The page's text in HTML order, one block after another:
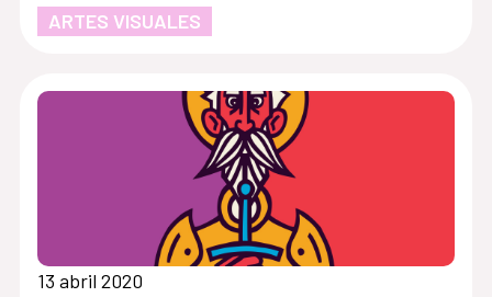
ARTES VISUALES
13 abril 2020